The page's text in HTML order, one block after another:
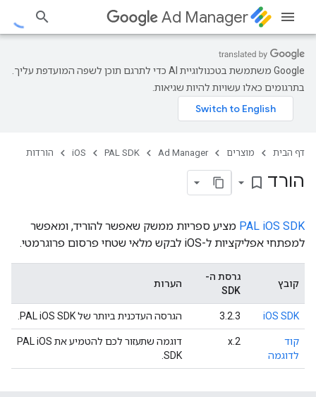
Ad Manager
‫Google משתמשת בטכנולוגיית AI כדי לתרגם תוכן לשפה המועדפת עליך.
בתרגומים כאלו עשויות להיות שגיאות.
דף הבית מוצרים Ad Manager
PAL SDK
iOS הורדות
הורד bookmark_border
PAL iOS SDK מציע ספריות ממשק שאפשר להוריד, ומאפשר
למפתחי אפליקציות ל-iOS לבקש מלאי שטחי פרסום פרוגרמטי.
קובץ
גרסת ה-
SDK
הערות
iOS SDK
3.2.3 הגרסה העדכנית ביותר של PAL iOS SDK.
קוד
לדוגמה
‫2.x
דוגמה שתעזור לכם להטמיע את PAL iOS
SDK.